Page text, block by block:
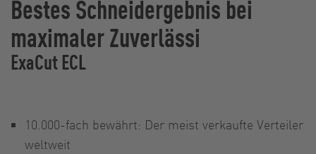
Bestes Schneidergebnis bei
maximaler Zuverlässi
ExaCut ECL
10.000-fach bewährt: Der meist verkaufte Verteiler
weltweit